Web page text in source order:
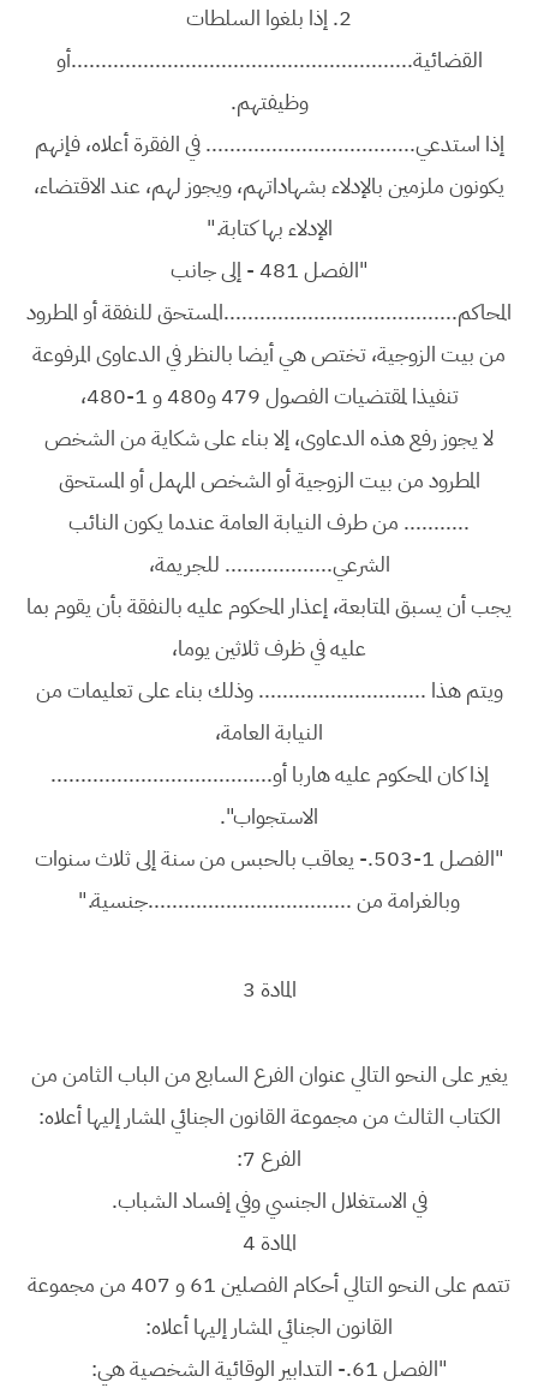
2. إذا بلغوا السلطات
القضائية.........................................................أو
وظيفتهم.
إذا استدعي................................... في الفقرة أعلاه، فإنهم
يكونون ملزمين بالإدلاء بشهاداتهم، ويجوز لهم، عند الاقتضاء،
الإدلاء بها كتابة."
"الفصل 481 - إلى جانب
المحاكم.......................................المستحق للنفقة أو المطرود
من بيت الزوجية، تختص هي أيضا بالنظر في الدعاوى المرفوعة
تنفيذا لمقتضيات الفصول 479 و480 و 1-480،
لا يجوز رفع هذه الدعاوى، إلا بناء على شكاية من الشخص
المطرود من بيت الزوجية أو الشخص المهمل أو المستحق
........... من طرف النيابة العامة عندما يكون النائب
الشرعي.................. للجريمة،
يجب أن يسبق المتابعة، إعذار المحكوم عليه بالنفقة بأن يقوم بما
عليه في ظرف ثلاثين يوما،
ويتم هذا ............................ وذلك بناء على تعليمات من
النيابة العامة،
إذا كان المحكوم عليه هاربا أو.....................................
الاستجواب".
"الفصل 1-503.- يعاقب بالحبس من سنة إلى ثلاث سنوات
وبالغرامة من ..................................جنسية."
المادة 3
يغير على النحو التالي عنوان الفرع السابع من الباب الثامن من
الكتاب الثالث من مجموعة القانون الجنائي المشار إليها أعلاه:
الفرع 7:
في الاستغلال الجنسي وفي إفساد الشباب.
المادة 4
تتمم على النحو التالي أحكام الفصلين 61 و 407 من مجموعة
القانون الجنائي المشار إليها أعلاه:
"الفصل 61.- التدابير الوقائية الشخصية هي: